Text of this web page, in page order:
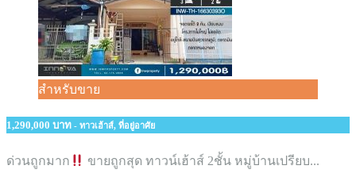
สำหรับขาย
1,290,000 บาท - ทาวเฮ้าส์, ที่อยู่อาศัย
ด่วนถูกมาก ขายถูกสุด ทาวน์เฮ้าส์ 2ชั้น หมู่บ้านเปรียบ...